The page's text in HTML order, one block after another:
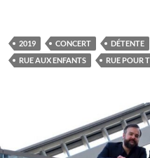
2019 CONCERT DÉTENTE
RUE AUX ENFANTS
RUE POUR